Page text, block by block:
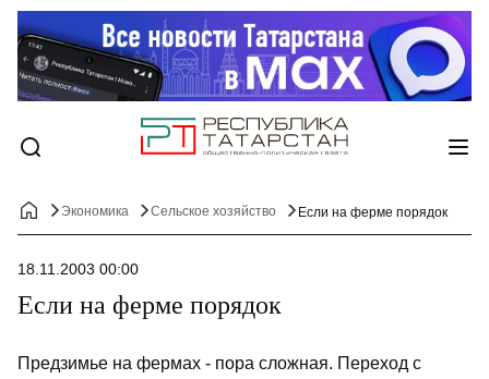
Экономика Сельское хозяйство Если на ферме порядок
18.11.2003 00:00
Если на ферме порядок
Предзимье на фермах - пора сложная. Переход с